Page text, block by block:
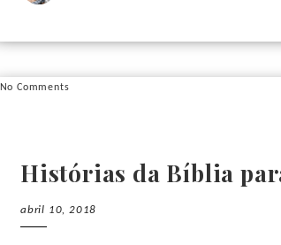
No Comments
Histórias da Bíblia
abril 10, 2018